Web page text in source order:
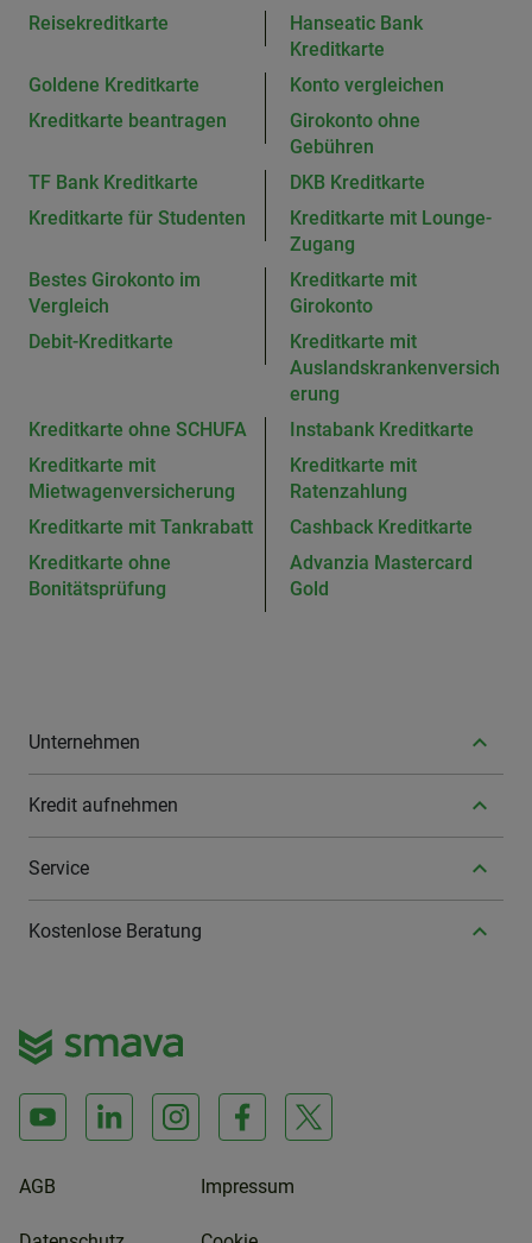
Reisekreditkarte
Hanseatic Bank
Kreditkarte
Goldene Kreditkarte
Konto vergleichen
Kreditkarte beantragen
Girokonto ohne
Gebühren
TF Bank Kreditkarte
DKB Kreditkarte
Kreditkarte für Studenten
Kreditkarte mit Lounge-
Zugang
Bestes Girokonto im
Vergleich
Kreditkarte mit
Girokonto
Debit-Kreditkarte
Kreditkarte mit
Auslandskrankenversich
erung
Kreditkarte ohne SCHUFA
Instabank Kreditkarte
Kreditkarte mit
Mietwagenversicherung
Kreditkarte mit
Ratenzahlung
Kreditkarte mit Tankrabatt
Cashback Kreditkarte
Kreditkarte ohne
Bonitätsprüfung
Advanzia Mastercard
Gold
Unternehmen
Kredit aufnehmen
Service
Kostenlose Beratung
AGB Impressum